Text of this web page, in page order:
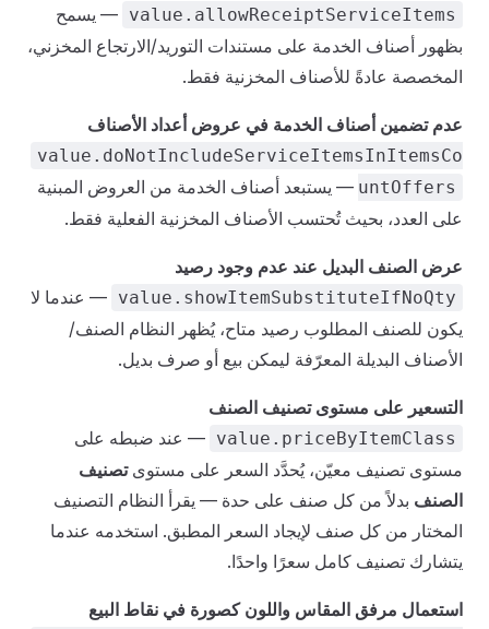
value.allowReceiptServiceItems — يسمح
بظهور أصناف الخدمة على مستندات التوريد/الارتجاع المخزني،
المخصصة عادةً للأصناف المخزنية فقط.
عدم تضمين أصناف الخدمة في عروض أعداد الأصناف
value.doNotIncludeServiceItemsInItemsCo
untOffers — يستبعد أصناف الخدمة من العروض المبنية
على العدد، بحيث تُحتسب الأصناف المخزنية الفعلية فقط.
عرض الصنف البديل عند عدم وجود رصيد
value.showItemSubstituteIfNoQty — عندما لا
يكون للصنف المطلوب رصيد متاح، يُظهر النظام الصنف/
الأصناف البديلة المعرّفة ليمكن بيع أو صرف بديل.
التسعير على مستوى تصنيف الصنف
value.priceByItemClass — عند ضبطه على
مستوى تصنيف معيّن، يُحدَّد السعر على مستوىتصنيف
الصنف بدلاً من كل صنف على حدة — يقرأ النظام التصنيف
المختار من كل صنف لإيجاد السعر المطبق. استخدمه عندما
يتشارك تصنيف كامل سعرًا واحدًا.
استعمال مرفق المقاس واللون كصورة في نقاط البيع